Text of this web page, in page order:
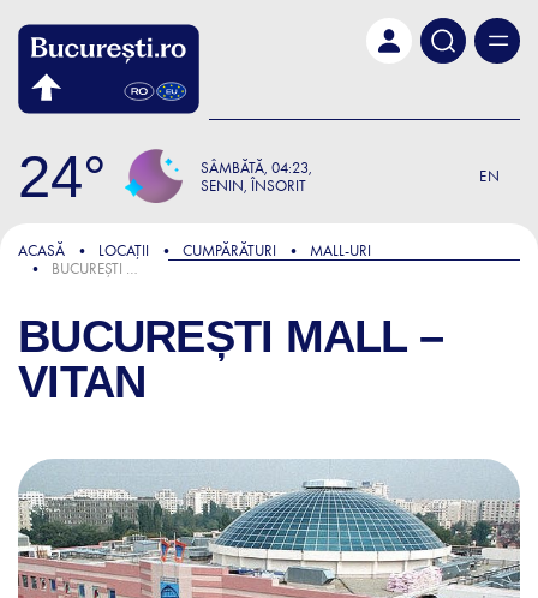
24 SÂMBĂTĂ 04:23
SENIN, ÎNSORIT
EN
ACASĂ LOCAȚII CUMPĂRĂTURI
MALL-URI
BUCUREȘTI MALL – VITAN
BUCUREȘTI MALL –
VITAN